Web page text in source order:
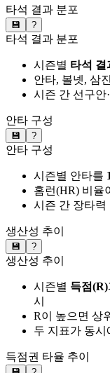
타석 결과 분포
💾 ?
타석 결과 분포
시즌별 타석 결
안타, 볼넷, 삼
시즌 간 선구안
안타 구성
💾 ?
안타 구성
시즌별 안타를
홈런(HR) 비율
시즌 간 장타력
생산성 추이
💾 ?
생산성 추이
시즌별 득점(R)
시
R이 높으면 상
두 지표가 동
득점권 타율 추이